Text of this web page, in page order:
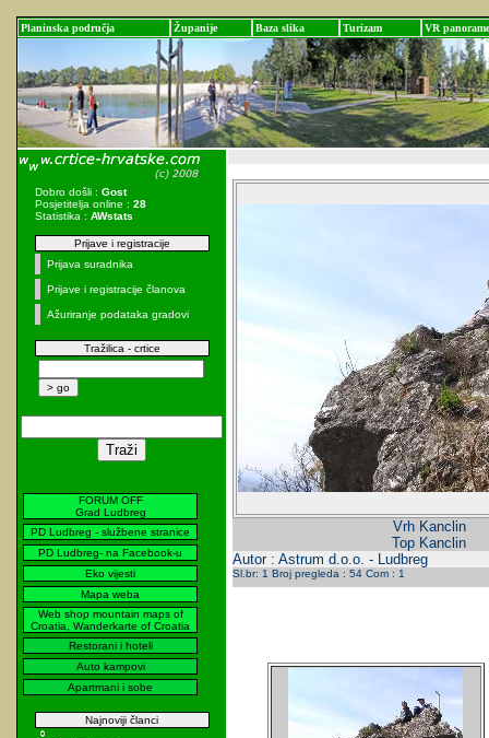
Planinska područja Županije Baza slika Turizam VR panorame
Dobro došli : Gost
Posjetitelja online : 28
Statistika : AWstats
Prijave i registracije
Prijava suradnika
Prijave i registracije članova
Ažuriranje podataka gradovi
Tražilica - crtice
FORUM OFF
Grad Ludbreg
PD Ludbreg - službene stranice
PD Ludbreg- na Facebook-u
Eko vijesti
Mapa weba
Web shop mountain maps of
Croatia, Wanderkarte of Croatia
Restorani i hoteli
Auto kampovi
Apartmani i sobe
Najnoviji članci
Vrh Kanclin
Top Kanclin
Autor : Astrum d.o.o. - Ludbreg
Sl.br: 1 Broj pregleda : 54 Com : 1